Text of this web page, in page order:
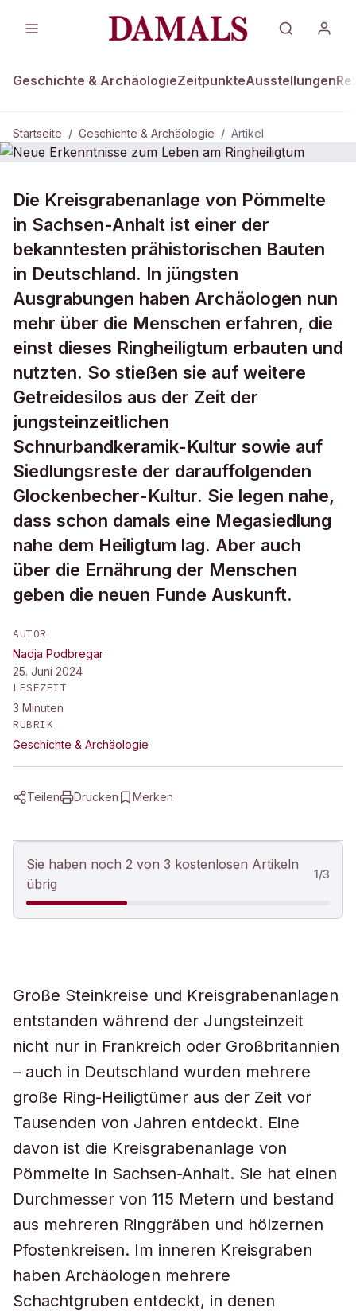
Geschichte & ArchäologieZeitpunkteAusstellungen
Startseite / Geschichte & Archäologie / Artikel
DAMALS Plus GESCHICHTE & ARCHÄOLOGIE
Neue Erkenntnisse zum Leben am
Ringheiligtum
Die Kreisgrabenanlage von Pömmelte
in Sachsen-Anhalt ist einer der
bekanntesten prähistorischen Bauten
in Deutschland. In jüngsten
Ausgrabungen haben Archäologen nun
mehr über die Menschen erfahren, die
einst dieses Ringheiligtum erbauten und
nutzten. So stießen sie auf weitere
Getreidesilos aus der Zeit der
jungsteinzeitlichen
Schnurbandkeramik-Kultur sowie auf
Siedlungsreste der darauffolgenden
Glockenbecher-Kultur. Sie legen nahe,
dass schon damals eine Megasiedlung
nahe dem Heiligtum lag. Aber auch
über die Ernährung der Menschen
geben die neuen Funde Auskunft.
AUTOR
Nadja Podbregar
25. Juni 2024
LESEZEIT
3 Minuten
RUBRIK
Geschichte & Archäologie
Teilen Drucken Merken
Sie haben noch 2 von 3 kostenlosen Artikeln
übrig
1/3
Große Steinkreise und Kreisgrabenanlagen
entstanden während der Jungsteinzeit
nicht nur in Frankreich oder Großbritannien
– auch in Deutschland wurden mehrere
große Ring-Heiligtümer aus der Zeit vor
Tausenden von Jahren entdeckt. Eine
davon ist die Kreisgrabenanlage von
Pömmelte in Sachsen-Anhalt. Sie hat einen
Durchmesser von 115 Metern und bestand
aus mehreren Ringgräben und hölzernen
Pfostenkreisen. Im inneren Kreisgraben
haben Archäologen mehrere
Schachtgruben entdeckt, in denen